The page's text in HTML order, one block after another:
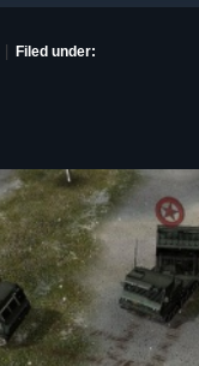
Filed under: